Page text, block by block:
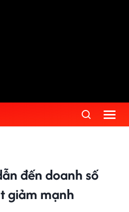
đến doanh số
giảm mạnh